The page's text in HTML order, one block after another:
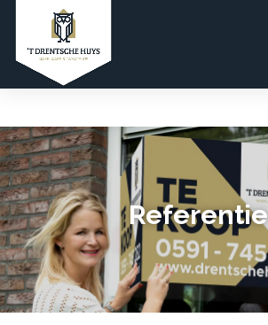
Referentie